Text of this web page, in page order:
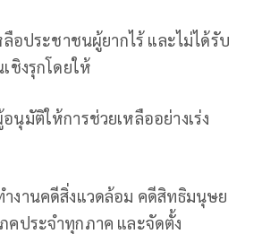
ลือประชาชนผู้ยากไร้ และไม่ได้รับ
ชิงรุกโดยให้
นุมัติให้การช่วยเหลืออย่างเร่ง
งานคดีสิ่งแวดล้อม คดีสิทธิมนุษย
คประจำทุกภาค และจัดตั้ง